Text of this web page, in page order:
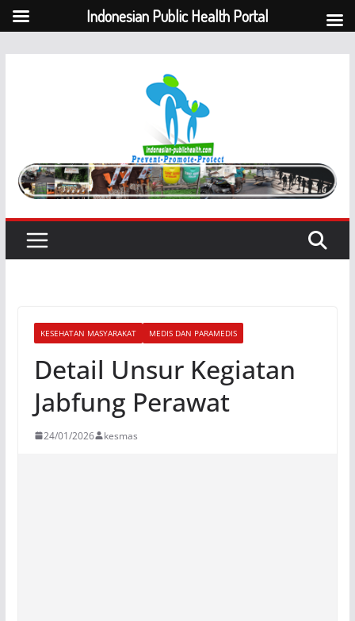
KESEHATAN MASYARAKAT MEDIS DAN PARAMEDIS
Detail Unsur Kegiatan
Jabfung Perawat
24/01/2026 kesmas
Indonesian Public Health Portal